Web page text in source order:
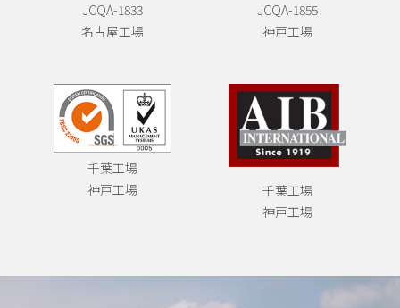
JCQA-1833
名古屋工場
JCQA-1855
神戸工場
千葉工場
神戸工場
千葉工場
神戸工場